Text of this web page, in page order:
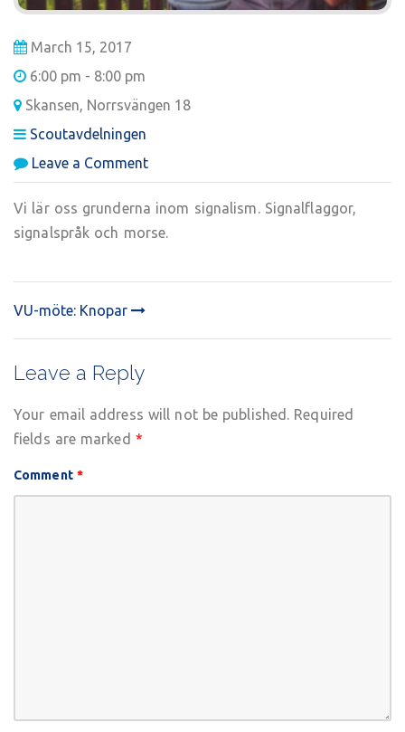
March 15, 2017
6:00 pm - 8:00 pm
Skansen, Norrsvängen 18
Scoutavdelningen
Leave a Commenton
Avdelningsmöte:
Signalisten
Vi lär oss grunderna inom signalism. Signalflaggor,
signalspråk och morse.
POST
NAVIGATION
VU-möte: Knopar
Leave a Reply
Your email address will not be published. Required
fields are marked *
Comment *